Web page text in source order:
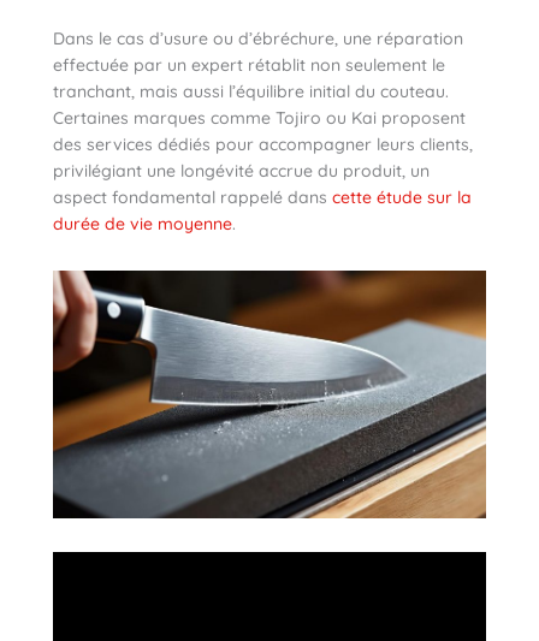
Dans le cas d’usure ou d’ébréchure, une réparation
effectuée par un expert rétablit non seulement le
tranchant, mais aussi l’équilibre initial du couteau.
Certaines marques comme Tojiro ou Kai proposent
des services dédiés pour accompagner leurs clients,
privilégiant une longévité accrue du produit, un
aspect fondamental rappelé dans cette étude sur la
durée de vie moyenne.